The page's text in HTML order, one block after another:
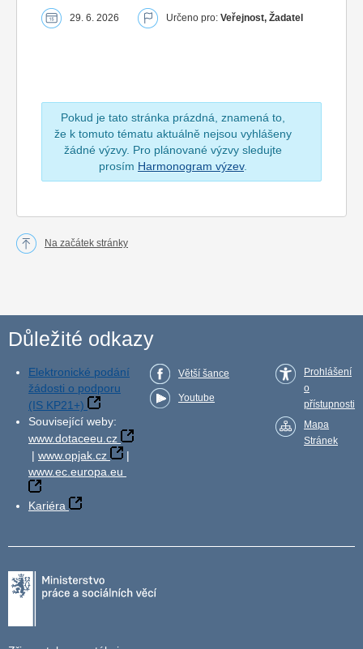
29. 6. 2026 Určeno pro: Veřejnost, Žadatel
Pokud je tato stránka prázdná, znamená to,
že k tomuto tématu aktuálně nejsou vyhlášeny
žádné výzvy. Pro plánované výzvy sledujte
prosím Harmonogram výzev.
Na začátek stránky
Důležité odkazy
Elektronické podání
žádosti o podporu
(IS KP21+)
Související weby:
www.dotaceeu.cz
| www.opjak.cz
|
www.ec.europa.eu
Kariéra
Větší šance
Youtube
Prohlášení
o
přístupnosti
Mapa
Stránek